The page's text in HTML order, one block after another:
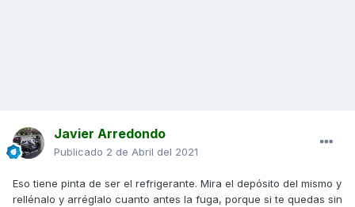
Javier Arredondo
Publicado 2 de Abril del 2021
Eso tiene pinta de ser el refrigerante. Mira el depósito del mismo y
rellénalo y arréglalo cuanto antes la fuga, porque si te quedas sin